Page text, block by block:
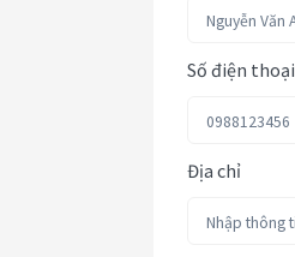
Số điện thoại
Địa chỉ